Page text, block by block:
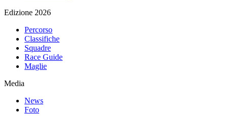
Edizione 2026
Percorso
Classifiche
Squadre
Race Guide
Maglie
Media
News
Foto